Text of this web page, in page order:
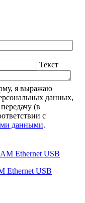
Текст
я выражаю
данных,
(в
с
данными.
Ethernet USB